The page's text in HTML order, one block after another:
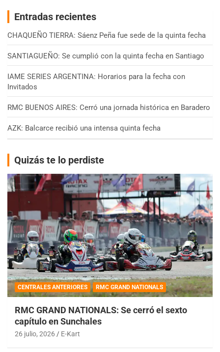
Entradas recientes
CHAQUEÑO TIERRA: Sáenz Peña fue sede de la quinta fecha
SANTIAGUEÑO: Se cumplió con la quinta fecha en Santiago
IAME SERIES ARGENTINA: Horarios para la fecha con
Invitados
RMC BUENOS AIRES: Cerró una jornada histórica en Baradero
AZK: Balcarce recibió una intensa quinta fecha
Quizás te lo perdiste
CENTRALES ANTERIORES RMC GRAND NATIONALS
RMC GRAND NATIONALS: Se cerró el sexto
capítulo en Sunchales
26 julio, 2026 E-Kart